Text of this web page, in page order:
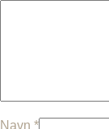
Navn *